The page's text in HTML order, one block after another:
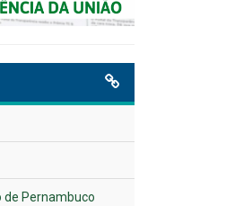
de Pernambuco